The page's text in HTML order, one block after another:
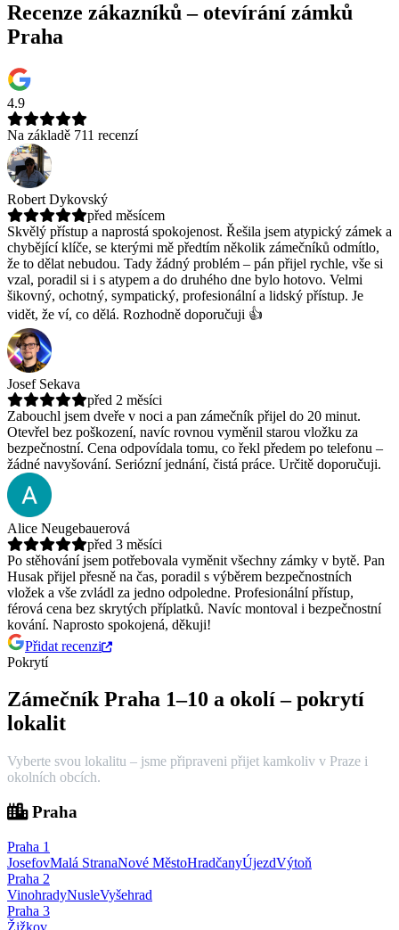
Recenze zákazníků – otevírání zámků
Praha
4.9
Na základě 711 recenzí
Robert Dykovský
před měsícem
Skvělý přístup a naprostá spokojenost. Řešila jsem atypický zámek a
chybějící klíče, se kterými mě předtím několik zámečníků odmítlo,
že to dělat nebudou. Tady žádný problém – pán přijel rychle, vše si
vzal, poradil si i s atypem a do druhého dne bylo hotovo. Velmi
šikovný, ochotný, sympatický, profesionální a lidský přístup. Je
vidět, že ví, co dělá. Rozhodně doporučuji 👍
Josef Sekava
před 2 měsíci
Zabouchl jsem dveře v noci a pan zámečník přijel do 20 minut.
Otevřel bez poškození, navíc rovnou vyměnil starou vložku za
bezpečnostní. Cena odpovídala tomu, co řekl předem po telefonu –
žádné navyšování. Seriózní jednání, čistá práce. Určitě doporučuji.
Alice Neugebauerová
před 3 měsíci
Po stěhování jsem potřebovala vyměnit všechny zámky v bytě. Pan
Husak přijel přesně na čas, poradil s výběrem bezpečnostních
vložek a vše zvládl za jedno odpoledne. Profesionální přístup,
férová cena bez skrytých příplatků. Navíc montoval i bezpečnostní
kování. Naprosto spokojená, děkuji!
Přidat recenzi
Pokrytí
Zámečník Praha 1–10 a okolí – pokrytí
lokalit
Vyberte svou lokalitu – jsme připraveni přijet kamkoliv v Praze i
okolních obcích.
Praha
Praha 1
JosefovMalá StranaNové MěstoHradčanyÚjezdVýtoň
Praha 2
VinohradyNusleVyšehrad
Praha 3
Žižkov